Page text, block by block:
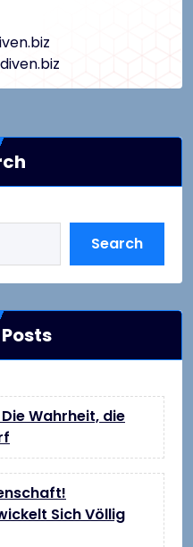
Search
Wahrheit, die
Sich Völlig